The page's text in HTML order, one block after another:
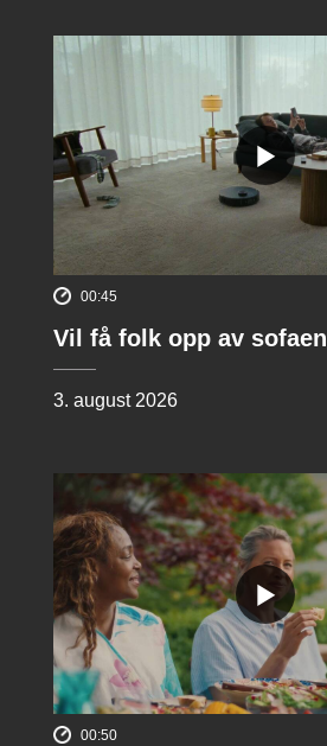
00:45
Vil få folk opp av sofaen
3. august 2026
00:50